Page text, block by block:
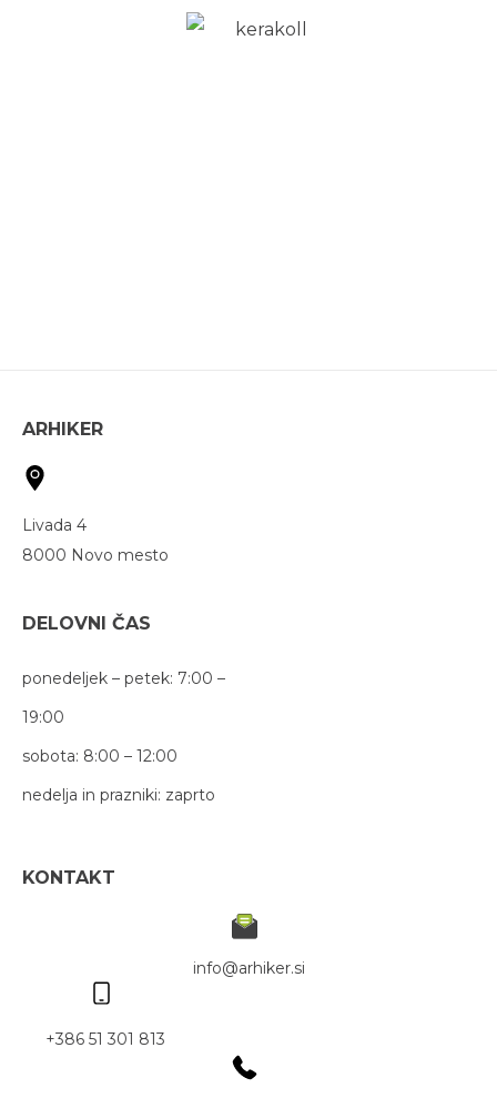
ARHIKER
Livada 4
8000 Novo mesto
DELOVNI ČAS
ponedeljek – petek: 7:00 –
19:00
sobota: 8:00 – 12:00
nedelja in prazniki: zaprto
KONTAKT
info@arhiker.si
+386 51 301 813